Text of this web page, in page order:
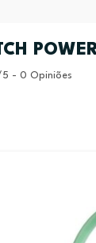
- 0 Opiniões